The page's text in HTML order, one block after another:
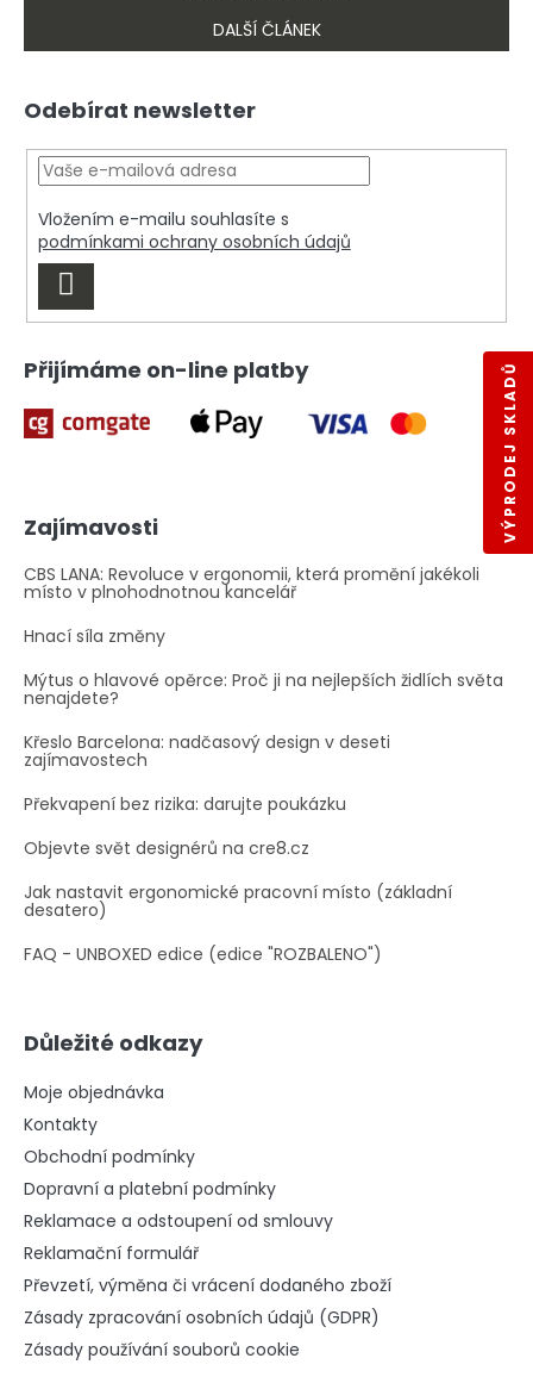
DALŠÍ ČLÁNEK
Odebírat newsletter
Vložením e-mailu souhlasíte s
podmínkami ochrany osobních údajů
SE
Přijímáme on-line platby
Zajímavosti
CBS LANA: Revoluce v ergonomii, která promění jakékoli
místo v plnohodnotnou kancelář
Hnací síla změny
Mýtus o hlavové opěrce: Proč ji na nejlepších židlích světa
nenajdete?
Křeslo Barcelona: nadčasový design v deseti
zajímavostech
Překvapení bez rizika: darujte poukázku
Objevte svět designérů na cre8.cz
Jak nastavit ergonomické pracovní místo (základní
desatero)
FAQ - UNBOXED edice (edice "ROZBALENO")
Důležité odkazy
Moje objednávka
Kontakty
Obchodní podmínky
Dopravní a platební podmínky
Reklamace a odstoupení od smlouvy
Reklamační formulář
Převzetí, výměna či vrácení dodaného zboží
Zásady zpracování osobních údajů (GDPR)
Zásady používání souborů cookie
VÝPRODEJ SKLADŮ